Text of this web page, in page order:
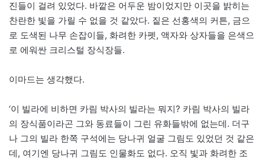
진들이 걸려 있었다. 바깥은 어두운 밤이었지만 이곳을 밝히는
찬란한 빛을 가릴 수 없을 것 같았다. 짙은 선홍색의 커튼, 금으
로 도색된 나무 손잡이들, 화려한 카펫, 액자와 상자들을 은색으
로 에워싼 크리스털 장식장들.
이마드는 생각했다.
‘이 빌라에 비하면 카림 박사의 빌라는 뭐지? 카림 박사의 빌라
의 장식품이라곤 그와 동료들이 그린 유화들밖에 없는데. 더구
나 그의 빌라 한쪽 구석에는 당나귀 얼굴 그림도 있었던 것 같은
데, 여기엔 당나귀 그림도 인물화도 없다. 오직 빛과 화려한 조